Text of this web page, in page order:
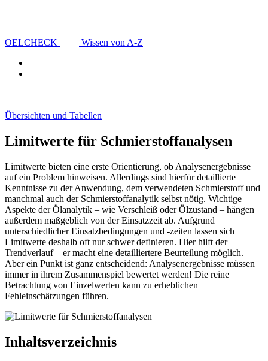
OELCHECK Wissen von A-Z
Übersichten und Tabellen
Limitwerte für Schmierstoffanalysen
Limitwerte bieten eine erste Orientierung, ob Analysenergebnisse
auf ein Problem hinweisen. Allerdings sind hierfür detaillierte
Kenntnisse zu der Anwendung, dem verwendeten Schmierstoff und
manchmal auch der Schmierstoffanalytik selbst nötig. Wichtige
Aspekte der Ölanalytik – wie Verschleiß oder Ölzustand – hängen
außerdem maßgeblich von der Einsatzzeit ab. Aufgrund
unterschiedlicher Einsatzbedingungen und -zeiten lassen sich
Limitwerte deshalb oft nur schwer definieren. Hier hilft der
Trendverlauf – er macht eine detailliertere Beurteilung möglich.
Aber ein Punkt ist ganz entscheidend: Analysenergebnisse müssen
immer in ihrem Zusammenspiel bewertet werden! Die reine
Betrachtung von Einzelwerten kann zu erheblichen
Fehleinschätzungen führen.
Inhaltsverzeichnis